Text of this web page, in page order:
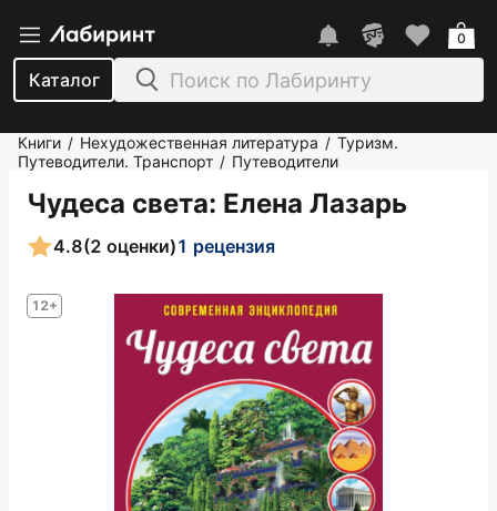
Каталог
0
Книги / Нехудожественная литература / Туризм.
Путеводители. Транспорт / Путеводители
Чудеса света: Елена Лазарь
12+
4.8(2 оценки)1 рецензия